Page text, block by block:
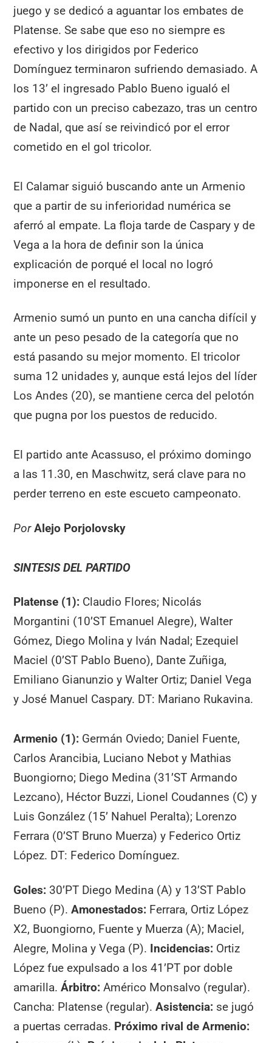
juego y se dedicó a aguantar los embates de
Platense. Se sabe que eso no siempre es
efectivo y los dirigidos por Federico
Domínguez terminaron sufriendo demasiado. A
los 13’ el ingresado Pablo Bueno igualó el
partido con un preciso cabezazo, tras un centro
de Nadal, que así se reivindicó por el error
cometido en el gol tricolor.
El Calamar siguió buscando ante un Armenio
que a partir de su inferioridad numérica se
aferró al empate. La floja tarde de Caspary y de
Vega a la hora de definir son la única
explicación de porqué el local no logró
imponerse en el resultado.
Armenio sumó un punto en una cancha difícil y
ante un peso pesado de la categoría que no
está pasando su mejor momento. El tricolor
suma 12 unidades y, aunque está lejos del líder
Los Andes (20), se mantiene cerca del pelotón
que pugna por los puestos de reducido.
El partido ante Acassuso, el próximo domingo
a las 11.30, en Maschwitz, será clave para no
perder terreno en este escueto campeonato.
Por Alejo Porjolovsky
SINTESIS DEL PARTIDO
Platense (1): Claudio Flores; Nicolás
Morgantini (10’ST Emanuel Alegre), Walter
Gómez, Diego Molina y Iván Nadal; Ezequiel
Maciel (0’ST Pablo Bueno), Dante Zuñiga,
Emiliano Gianunzio y Walter Ortiz; Daniel Vega
y José Manuel Caspary. DT: Mariano Rukavina.
Armenio (1): Germán Oviedo; Daniel Fuente,
Carlos Arancibia, Luciano Nebot y Mathias
Buongiorno; Diego Medina (31’ST Armando
Lezcano), Héctor Buzzi, Lionel Coudannes (C) y
Luis González (15’ Nahuel Peralta); Lorenzo
Ferrara (0’ST Bruno Muerza) y Federico Ortiz
López. DT: Federico Domínguez.
Goles: 30’PT Diego Medina (A) y 13’ST Pablo
Bueno (P).Amonestados: Ferrara, Ortiz López
X2, Buongiorno, Fuente y Muerza (A); Maciel,
Alegre, Molina y Vega (P). Incidencias: Ortiz
López fue expulsado a los 41’PT por doble
amarilla.Árbitro: Américo Monsalvo (regular).
Cancha: Platense (regular).Asistencia: se jugó
a puertas cerradas. Próximo rival de Armenio: